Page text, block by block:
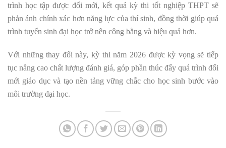
trình học tập được đổi mới, kết quả kỳ thi tốt nghiệp THPT sẽ
phản ánh chính xác hơn năng lực của thí sinh, đồng thời giúp quá
trình tuyển sinh đại học trở nên công bằng và hiệu quả hơn.
Với những thay đổi này, kỳ thi năm 2026 được kỳ vọng sẽ tiếp
tục nâng cao chất lượng đánh giá, góp phần thúc đẩy quá trình đổi
mới giáo dục và tạo nền tảng vững chắc cho học sinh bước vào
môi trường đại học.